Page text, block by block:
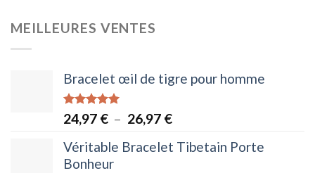
MEILLEURES VENTES
Bracelet œil de tigre pour homme
Note5.00
sur 5
24,97 € – 26,97 €Plage
prix :
Véritable Bracelet Tibetain Porte
Bonheur